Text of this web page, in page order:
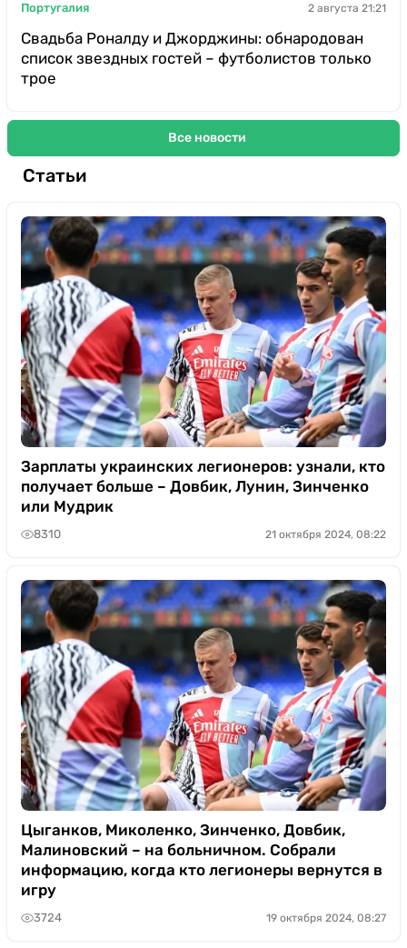
Португалия 2 августа 21:21
Свадьба Роналду и Джорджины: обнародован
список звездных гостей – футболистов только
трое
Все новости
Статьи
Зарплаты украинских легионеров: узнали, кто
получает больше – Довбик, Лунин, Зинченко
или Мудрик
8310 21 октября 2024, 08:22
Цыганков, Миколенко, Зинченко, Довбик,
Малиновский – на больничном. Собрали
информацию, когда кто легионеры вернутся в
игру
3724 19 октября 2024, 08:27